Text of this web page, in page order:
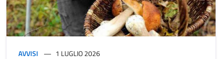
AVVISI 1 LUGLIO 2026